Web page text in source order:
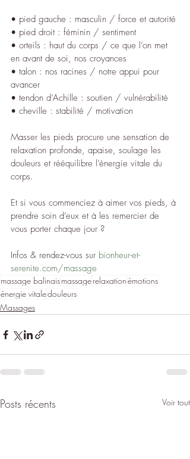
• pied gauche : masculin / force et autorité
• pied droit : féminin / sentiment
• orteils : haut du corps / ce que l’on met
en avant de soi, nos croyances
• talon : nos racines / notre appui pour
avancer
• tendon d’Achille : soutien / vulnérabilité
• cheville : stabilité / motivation
Masser les pieds procure une sensation de
relaxation profonde, apaise, soulage les
douleurs et rééquilibre l’énergie vitale du
corps.
Et si vous commenciez à aimer vos pieds, à
prendre soin d’eux et à les remercier de
vous porter chaque jour ?
Infos & rendez-vous sur bionheur-et-
serenite.com/massage
massage balinaismassagerelaxationémotions
énergie vitaledouleurs
Massages
Posts récents Voir tout